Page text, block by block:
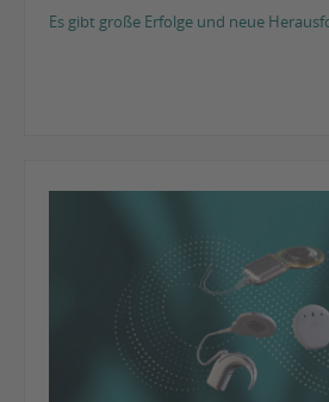
Es gibt große Erfolge und neue